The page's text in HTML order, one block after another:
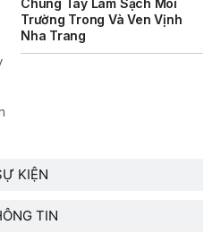
KIỆN
TIN
Chung Tay Làm Sạch Môi
Trường Trong Và Ven Vịnh
Nha Trang
Mô Tô Nước Cứu Hộ VNT 01
Kết Quả Lựa Chọn Đơn Vị Tổ
Ca Nô 200CV VNT 02 Biển
Năm 2026 V/v Đính Chính
Ngày 18/05/2026 Của Ban
Việc Lựa Chọn Tổ Chức Đấu
NỘI ĐỊA HÒN MUN